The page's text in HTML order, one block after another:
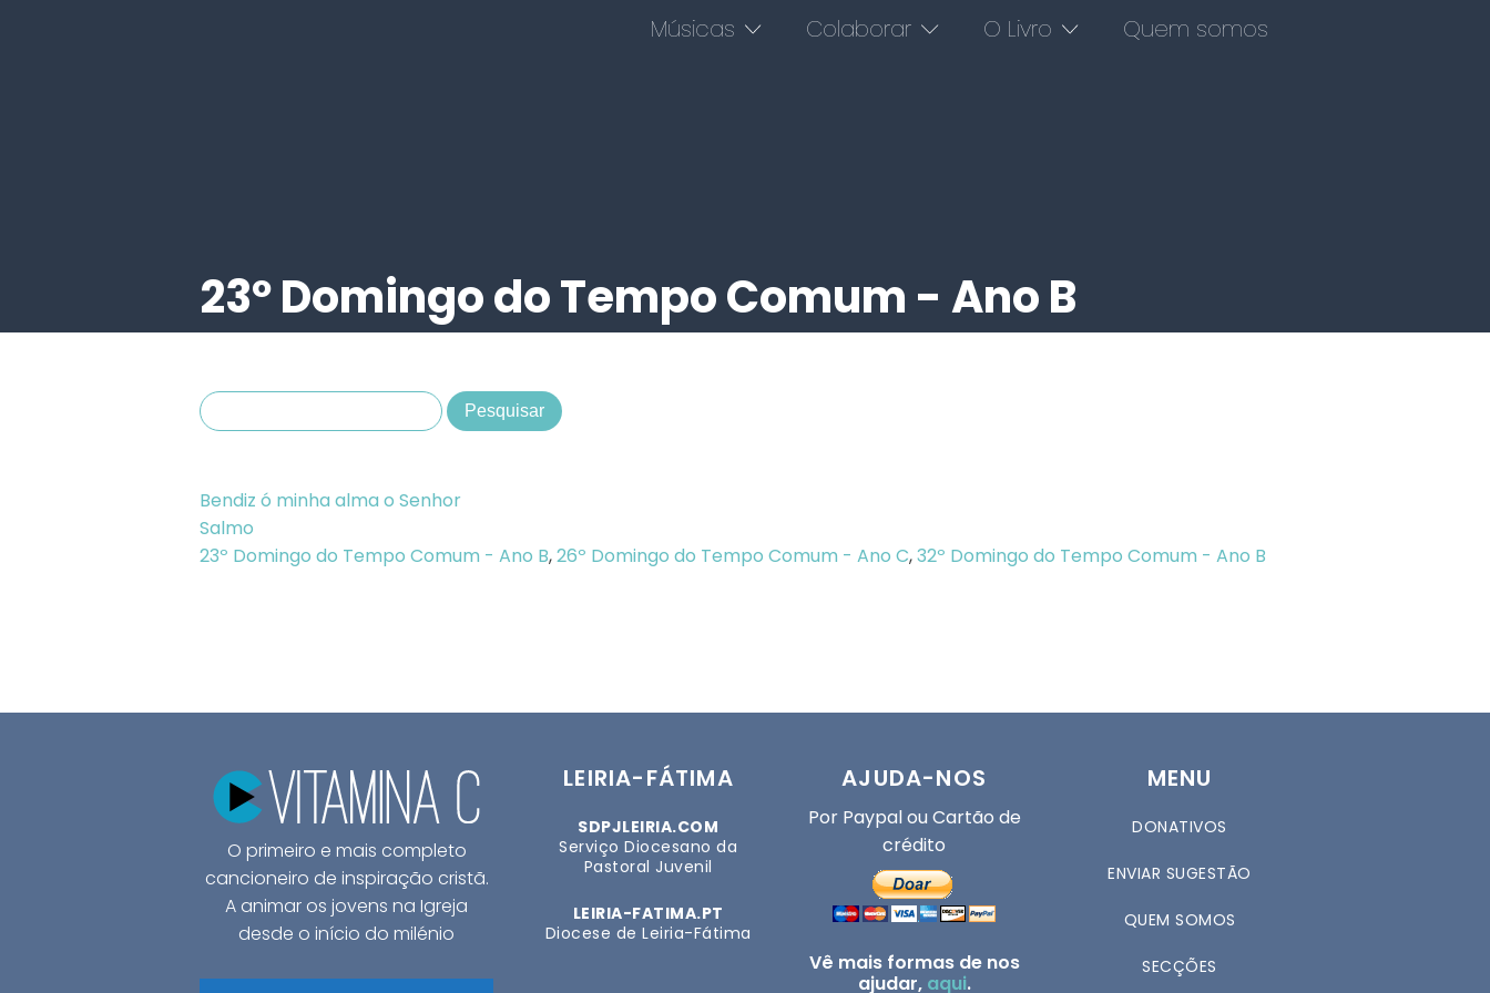
Músicas Colaborar O Livro Quem somos
23º Domingo do Tempo Comum - Ano B
Bendiz ó minha alma o Senhor
Salmo
23º Domingo do Tempo Comum - Ano B,26º Domingo do Tempo Comum - Ano C,32º Domingo do Tempo Comum - Ano B
O primeiro e mais completo
cancioneiro de inspiração cristã.
A animar os jovens na Igreja
desde o início do milénio
LEIRIA-FÁTIMA
SDPJLEIRIA.COM
Serviço Diocesano da
Pastoral Juvenil
LEIRIA-FATIMA.PT
Diocese de Leiria-Fátima
AJUDA-NOS
Por Paypal ou Cartão de
crédito
Vê mais formas de nos
ajudar, aqui.
MENU
DONATIVOS
ENVIAR SUGESTÃO
QUEM SOMOS
SECÇÕES